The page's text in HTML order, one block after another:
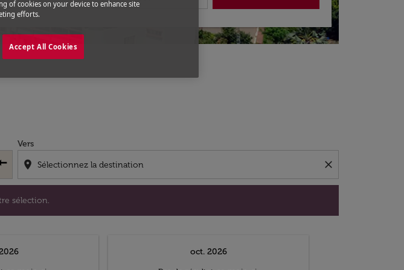
Vers
location_on close
sélection.
à jour votre sélection.
oct. 2026
of cookies on your device to enhance site
efforts.
Accept All Cookies